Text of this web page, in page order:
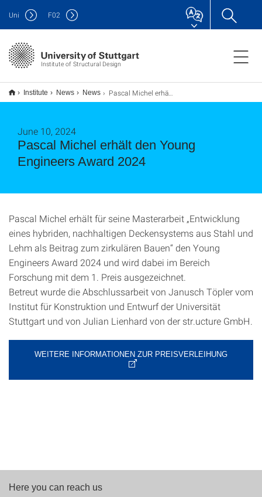
Institute of Structural Design
Uni F02
Institute News News Pascal Michel erhält den Young Engineers Award 2024
Pascal Michel erhält den Young
Engineers Award 2024
June 10, 2024
Pascal Michel erhält für seine Masterarbeit „Entwicklung
eines hybriden, nachhaltigen Deckensystems aus Stahl und
Lehm als Beitrag zum zirkulären Bauen“ den Young
Engineers Award 2024 und wird dabei im Bereich
Forschung mit dem 1. Preis ausgezeichnet.
Betreut wurde die Abschlussarbeit von Janusch Töpler vom
Institut für Konstruktion und Entwurf der Universität
Stuttgart und von Julian Lienhard von der str.ucture GmbH.
WEITERE INFORMATIONEN ZUR PREISVERLEIHUNG
Here you can reach us